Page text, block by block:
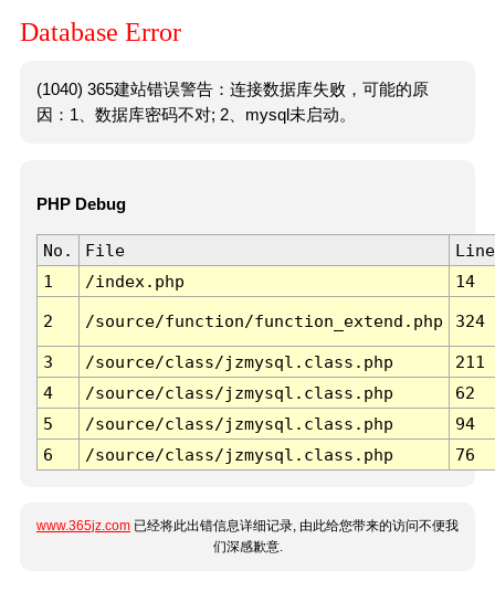
Database Error
(1040) 365建站错误警告：连接数据库失败，可能的原
因：1、数据库密码不对; 2、mysql未启动。
PHP Debug
No. File
Line
1
/index.php 14
2 /source/function/function_extend.php 324
3 /source/class/jzmysql.class.php
211
4
/source/class/jzmysql.class.php
62
5
/source/class/jzmysql.class.php
94
6
/source/class/jzmysql.class.php 76
www.365jz.com 已经将此出错信息详细记录, 由此给您带来的访问不便我
们深感歉意.